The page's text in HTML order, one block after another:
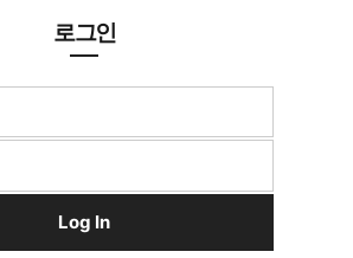
로그인
Log In